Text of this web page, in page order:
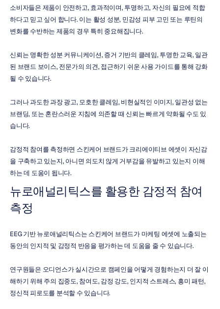
소비자들은 제품이 안전하고, 효과적이며, 투명하고, 자신의 필요에 적합
하다고 믿고 싶어 합니다. 이는 활성 성분, 민감성 피부 고민 또는 루틴의
변화를 수반하는 제품의 경우 특히 중요해집니다.
신뢰는 명확한 성분 커뮤니케이션, 증거 기반의 클레임, 투명한 교육, 일관
된 브랜드 보이스, 전문가의 의견, 접근하기 쉬운 사용 가이드를 통해 강화
될 수 있습니다.
그러나 과도한 과장 광고, 모호한 클레임, 비현실적인 이미지, 일관성 없는
브랜딩, 또는 혼란스러운 지침에 의존할 때 신뢰는 빠르게 약화될 수도 있
습니다.
감정적 참여를 측정하면 스킨케어 브랜드가 크리에이티브 에셋이 자신감
을 구축하고 있는지, 아니면 의도치 않게 거부감을 유발하고 있는지 이해
하는 데 도움이 됩니다.
뉴로애널리틱스를 활용한 감정적 참여
측정
EEG 기반 뉴로애널리틱스는 스킨케어 브랜드가 마케팅 에셋에 노출되는
동안의 인지적 및 감정적 반응을 평가하는 데 도움을 줄 수 있습니다.
연구원들은 오디언스가 실시간으로 캠페인을 어떻게 경험하는지 더 잘 이
해하기 위해 주의 집중도, 참여도, 감정 강도, 인지적 스트레스, 흥미 패턴,
정신적 피로도를 분석할 수 있습니다.